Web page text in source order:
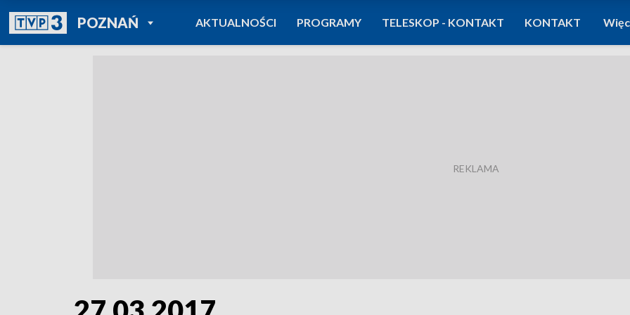
POZNAŃPOWRÓT DO
TVP REGIONY
AKTUALNOŚCI PROGRAMY TELESKOP - KONTAKT KONTAKT